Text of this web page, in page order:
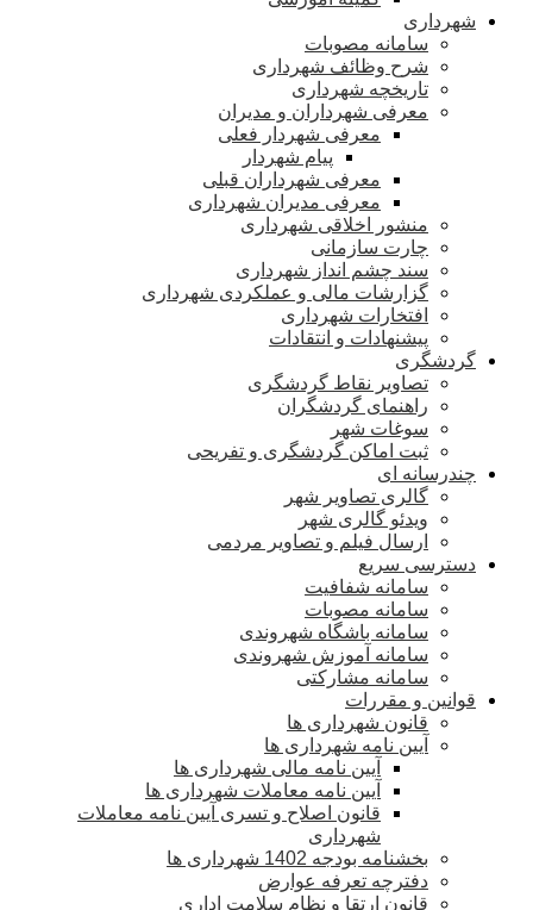
شهرداری
سامانه مصوبات
شرح وظائف شهرداری
تاریخچه شهرداری
معرفی شهرداران و مدیران
معرفی شهردار فعلی
پیام شهردار
معرفی شهرداران قبلی
معرفی مدیران شهرداری
منشور اخلاقی شهرداری
چارت سازمانی
سند چشم انداز شهرداری
گزارشات مالی و عملکردی شهرداری
افتخارات شهرداری
پیشنهادات و انتقادات
گردشگری
تصاویر نقاط گردشگری
راهنمای گردشگران
سوغات شهر
ثبت اماکن گردشگری و تفریحی
چندرسانه ای
گالری تصاویر شهر
ویدئو گالری شهر
ارسال فیلم و تصاویر مردمی
دسترسی سریع
سامانه شفافیت
سامانه مصوبات
سامانه باشگاه شهروندی
سامانه آموزش شهروندی
سامانه مشارکتی
قوانین و مقررات
قانون شهرداری ها
آیین نامه شهرداری ها
آیین نامه مالی شهرداری ها
آیین نامه معاملات شهرداری ها
قانون اصلاح و تسری آیین نامه معاملات
شهرداری
بخشنامه بودجه 1402 شهرداری ها
دفترچه تعرفه عوارض
قانون ارتقا و نظام سلامت اداری